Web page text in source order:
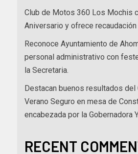
Club de Motos 360 Los Mochis
Aniversario y ofrece recaudación
Reconoce Ayuntamiento de
personal administrativo con
la Secretaria.
Destacan buenos resultados del
Verano Seguro en mesa de
encabezada por la Gobernadora
RECENT